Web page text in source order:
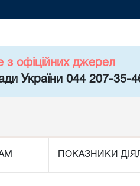
офіційних джерел
України 044 207-35-
ПОКАЗНИКИ